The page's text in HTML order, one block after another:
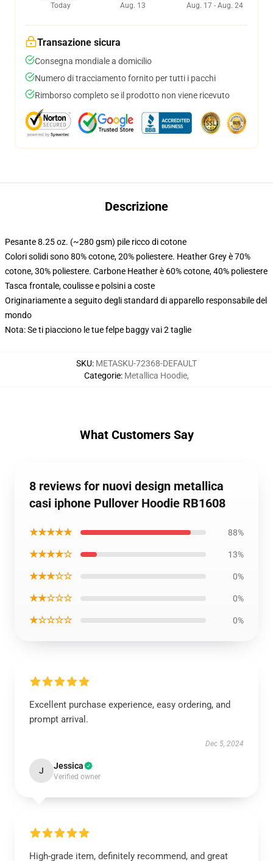
Today
Aug. 13
Aug. 17 - Aug. 24
Transazione sicura
Consegna mondiale a domicilio
Numero di tracciamento fornito per tutti i pacchi
Rimborso completo se il prodotto non viene ricevuto
Descrizione
Pesante 8.25 oz. (~280 gsm) pile ricco di cotone
Colori solidi sono 80% cotone, 20% poliestere. Heather Grey è 70%
cotone, 30% poliestere. Carbone Heather è 60% cotone, 40% poliestere
Tasca frontale, coulisse e polsini a coste
Originariamente a seguito degli standard di apparello responsabile del
mondo
Nota: Se ti piacciono le tue felpe baggy vai 2 taglie
SKU: METASKU-72368-DEFAULT
Categorie: Metallica Hoodie,
What Customers Say
8 reviews for nuovi design metallica
casi iphone Pullover Hoodie RB1608
★★★★★ 88%
★★★★☆ 13%
★★★☆☆ 0%
★★☆☆☆ 0%
★☆☆☆☆ 0%
Excellent purchase experience, easy ordering, and
prompt arrival.
Dec 5, 2024
J Jessica
Verified owner
High-grade item, definitely recommend, and great